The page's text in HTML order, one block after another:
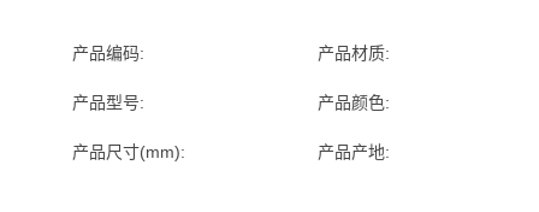
产品编码: 产品材质:
产品型号: 产品颜色:
产品尺寸(mm): 产品产地: